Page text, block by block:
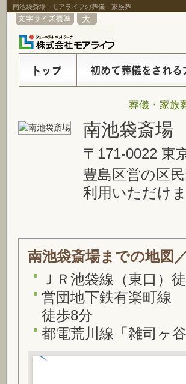
南池袋斎場 - モアライフの葬儀・家族葬
葬儀・家族
南池袋斎場
〒171-0022 東
豊島区営の区
利用いただけま
南池袋斎場までの地図
ＪＲ池袋線（東口）
営団地下鉄有楽町線
徒歩8分
都電荒川線「雑司ヶ